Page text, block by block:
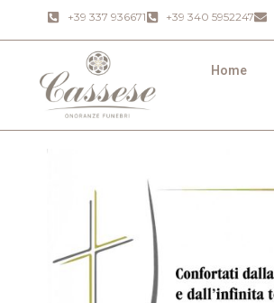
+39 337 936671 +39 340 5952247
Home